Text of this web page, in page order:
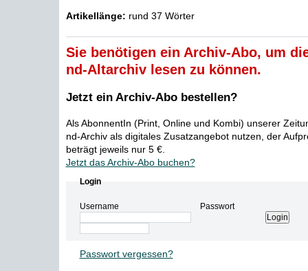
Artikellänge: rund 37 Wörter
Sie benötigen ein Archiv-Abo, um
nd-Altarchiv lesen zu können.
Jetzt ein Archiv-Abo bestellen?
Als AbonnentIn (Print, Online und Kombi) unserer
nd-Archiv als digitales Zusatzangebot nutzen, der
beträgt jeweils nur 5 €.
Jetzt das Archiv-Abo buchen?
Login
Username Passwort
Passwort vergessen?